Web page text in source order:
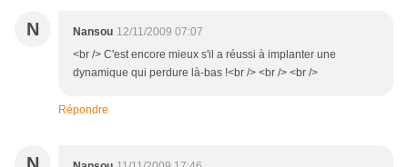
N Nansou 12/11/2009 07:07
<br /> C'est encore mieux s'il a réussi à implanter une
dynamique qui perdure là-bas !<br /> <br /> <br />
Répondre